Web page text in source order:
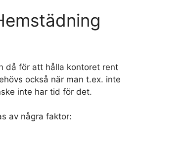
då för att hålla kontoret rent
också när man t.ex. inte
inte har tid för det.
av några faktor: